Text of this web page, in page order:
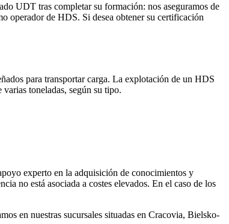
UDT tras completar su formación: nos aseguramos de
operador de HDS. Si desea obtener su certificación
para transportar carga. La explotación de un HDS
toneladas, según su tipo.
experto en la adquisición de conocimientos y
no está asociada a costes elevados. En el caso de los
en nuestras sucursales situadas en Cracovia, Bielsko-